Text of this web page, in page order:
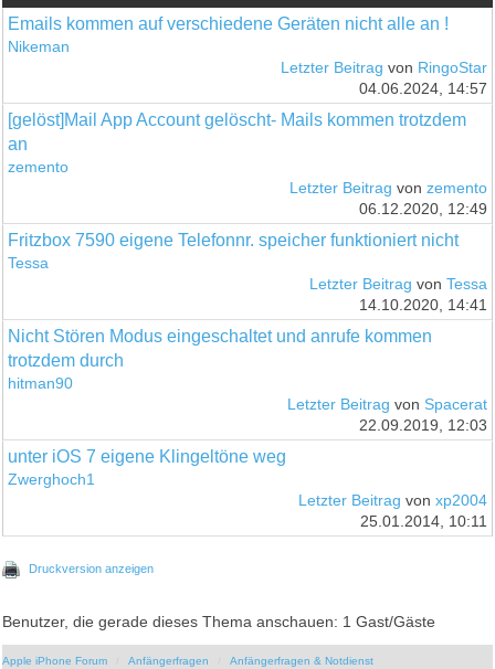
Emails kommen auf verschiedene Geräten nicht alle an !
Nikeman
Letzter Beitrag von RingoStar
04.06.2024, 14:57
[gelöst]Mail App Account gelöscht- Mails kommen trotzdem
an
zemento
Letzter Beitrag von zemento
06.12.2020, 12:49
Fritzbox 7590 eigene Telefonnr. speicher funktioniert nicht
Tessa
Letzter Beitrag von Tessa
14.10.2020, 14:41
Nicht Stören Modus eingeschaltet und anrufe kommen
trotzdem durch
hitman90
Letzter Beitrag von Spacerat
22.09.2019, 12:03
unter iOS 7 eigene Klingeltöne weg
Zwerghoch1
Letzter Beitrag von xp2004
25.01.2014, 10:11
Druckversion anzeigen
Benutzer, die gerade dieses Thema anschauen: 1 Gast/Gäste
Apple iPhone Forum Anfängerfragen Anfängerfragen & Notdienst